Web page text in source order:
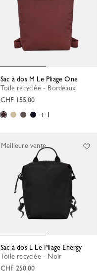
Sac à dos M Le Pliage One
Toile recyclée - Bordeaux
CHF 155,00
+ 1
Sac à dos L Le Pliage Energy
Toile recyclée - Noir
CHF 250,00
Meilleure vente